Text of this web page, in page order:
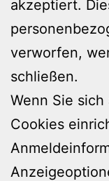
akzeptiert.
verworfen,
schließen.
Wenn Sie
Cookies